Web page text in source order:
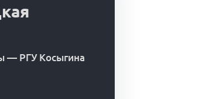
— РГУ Косыгина